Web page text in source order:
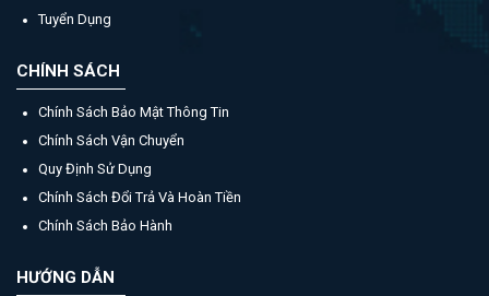
Tuyển Dụng
CHÍNH SÁCH
Chính Sách Bảo Mật Thông Tin
Chính Sách Vận Chuyển
Quy Định Sử Dụng
Chính Sách Đổi Trả Và Hoàn Tiền
Chính Sách Bảo Hành
HƯỚNG DẪN